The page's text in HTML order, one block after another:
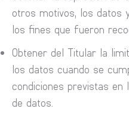
otros motivos, los datos
los fines que fueron
Obtener del Titular la
los datos cuando se
condiciones previstas
de datos.